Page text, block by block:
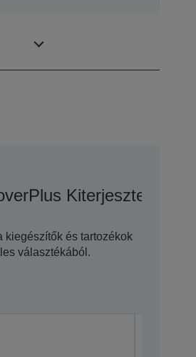
Kiterjesztett
kiegészítők és tartozékok
választékából.